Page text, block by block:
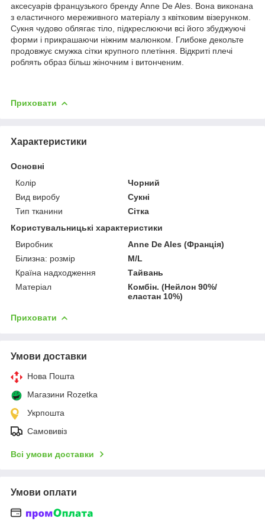
аксесуарів французького бренду Anne De Ales. Вона виконана
з еластичного мереживного матеріалу з квітковим візерунком.
Сукня чудово облягає тіло, підкреслюючи всі його збуджуючі
форми і прикрашаючи ніжним малюнком. Глибоке декольте
продовжує смужка сітки крупного плетіння. Відкриті плечі
роблять образ більш жіночним і витонченим.
Приховати
Характеристики
Основні
Колір
Чорний
Вид виробу
Сукні
Тип тканини
Сітка
Користувальницькі характеристики
Виробник
Anne De Ales (Франція)
Білизна: розмір
M/L
Країна надходження
Тайвань
Матеріал
Комбін. (Нейлон 90%/
еластан 10%)
Приховати
Умови доставки
Нова Пошта
Магазини Rozetka
Укрпошта
Самовивіз
Всі умови доставки
Умови оплати